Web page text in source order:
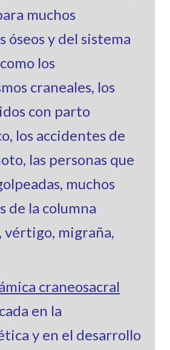
muchos
óseos y del sistema
los
craneales, los
con parto
los accidentes de
las personas que
muchos
de la columna
migraña,
craneosacral
en la
y en el desarrollo